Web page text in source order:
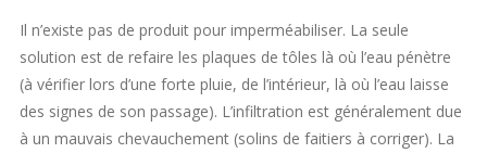
Il n’existe pas de produit pour imperméabiliser. La seule
solution est de refaire les plaques de tôles là où l’eau pénètre
(à vérifier lors d’une forte pluie, de l’intérieur, là où l’eau laisse
des signes de son passage). L’infiltration est généralement due
à un mauvais chevauchement (solins de faitiers à corriger). La